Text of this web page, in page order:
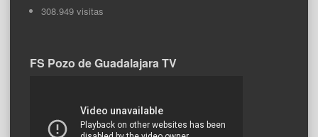
308.949 visitas
FS Pozo de Guadalajara TV